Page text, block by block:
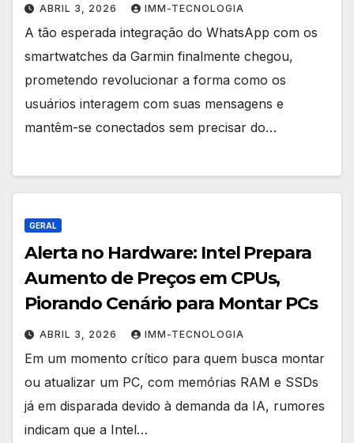
ABRIL 3, 2026 IMM-TECNOLOGIA
A tão esperada integração do WhatsApp com os
smartwatches da Garmin finalmente chegou,
prometendo revolucionar a forma como os
usuários interagem com suas mensagens e
mantêm-se conectados sem precisar do…
GERAL
Alerta no Hardware: Intel Prepara
Aumento de Preços em CPUs,
Piorando Cenário para Montar PCs
ABRIL 3, 2026 IMM-TECNOLOGIA
Em um momento crítico para quem busca montar
ou atualizar um PC, com memórias RAM e SSDs
já em disparada devido à demanda da IA, rumores
indicam que a Intel…